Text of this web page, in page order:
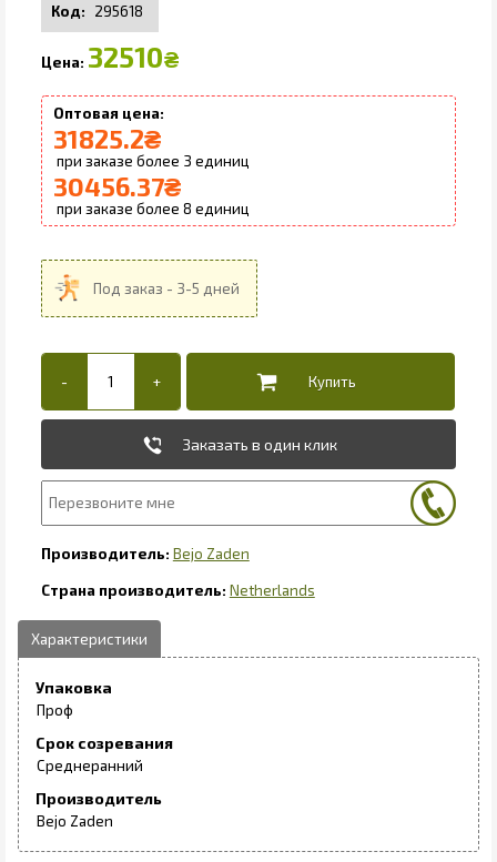
295618
32510₴
31825.2₴
3
30456.37₴
8
Заказать в один клик
Bejo Zaden
Netherlands
Упаковка
Проф
Срок созревания
Среднеранний
Производитель
Bejo Zaden